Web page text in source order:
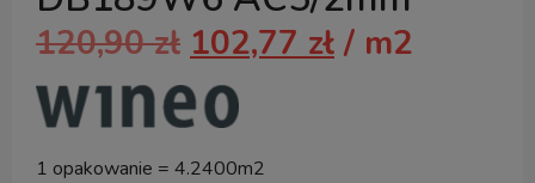
120,90zł 102,77 zł / m2
1 opakowanie = 4.2400m2